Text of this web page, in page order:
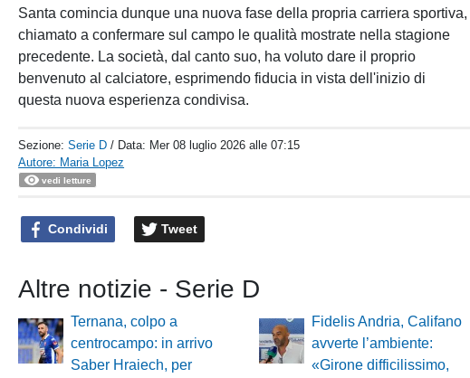
Santa comincia dunque una nuova fase della propria carriera sportiva,
chiamato a confermare sul campo le qualità mostrate nella stagione
precedente. La società, dal canto suo, ha voluto dare il proprio
benvenuto al calciatore, esprimendo fiducia in vista dell'inizio di
questa nuova esperienza condivisa.
Sezione:Serie D / Data: Mer 08 luglio 2026 alle 07:15
Autore: Maria Lopez
vedi letture
Condividi Tweet
Altre notizie - Serie D
Ternana, colpo a
centrocampo: in arrivo
Saber Hraiech, per
Fidelis Andria, Califano
avverte l’ambiente:
«Girone difficilissimo,